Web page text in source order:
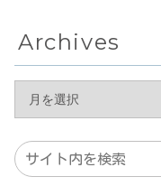
Archives